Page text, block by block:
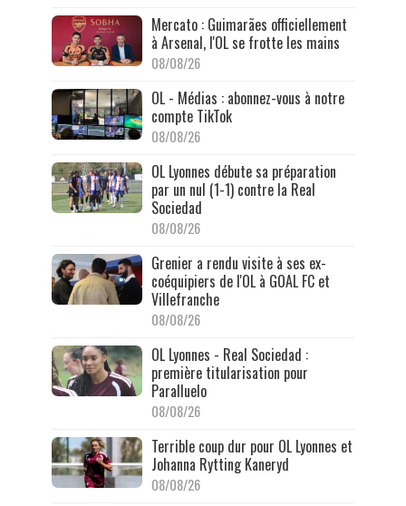
Mercato : Guimarães officiellement
à Arsenal, l'OL se frotte les mains
08/08/26
OL - Médias : abonnez-vous à notre
compte TikTok
08/08/26
OL Lyonnes débute sa préparation
par un nul (1-1) contre la Real
Sociedad
08/08/26
Grenier a rendu visite à ses ex-
coéquipiers de l'OL à GOAL FC et
Villefranche
08/08/26
OL Lyonnes - Real Sociedad :
première titularisation pour
Paralluelo
08/08/26
Terrible coup dur pour OL Lyonnes et
Johanna Rytting Kaneryd
08/08/26